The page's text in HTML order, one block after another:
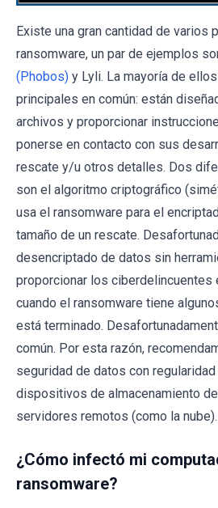
Existe una gran cantidad de varios
ransomware, un par de ejemplos
(Phobos) y Lyli. La mayoría de
principales en común: están
archivos y proporcionar
ponerse en contacto con sus
rescate y/u otros detalles. Dos
son el algoritmo criptográfico
usa el ransomware para el
tamaño de un rescate.
desencriptado de datos sin
proporcionar los
cuando el ransomware tiene
está terminado.
común. Por esta razón,
seguridad de datos con
dispositivos de almacenamiento
servidores remotos (como la nube).
¿Cómo infectó mi
ransomware?